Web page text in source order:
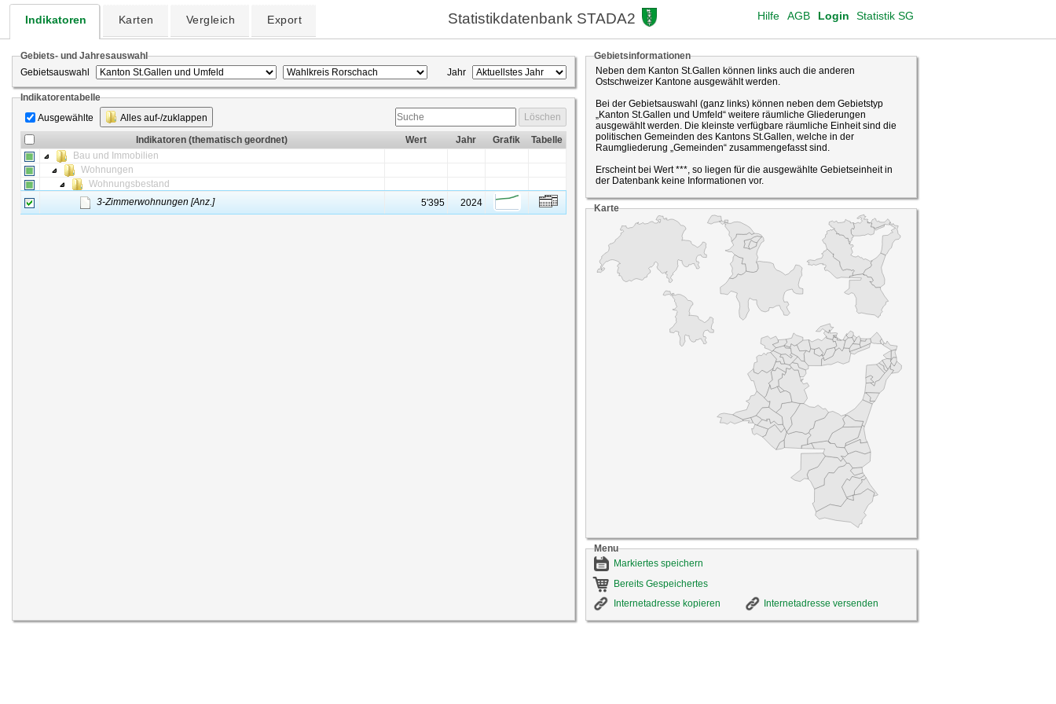
Indikatoren Karten Vergleich Export Statistikdatenbank STADA2 Login Statistik SG
AGB
Hilfe
Gebiets- und Jahresauswahl
Gebietsauswahl
Jahr
Indikatorentabelle
Ausgewählte
Alles auf-/zuklappen Löschen
Indikatoren (thematisch geordnet) Wert Jahr Grafik
Tabelle
Bau und Immobilien
Wohnungen
Wohnungsbestand
3-Zimmerwohnungen [Anz.]
5'395 2024
Gebietsinformationen
Neben dem Kanton St.Gallen können links auch die anderen
Ostschweizer Kantone ausgewählt werden.
Bei der Gebietsauswahl (ganz links) können neben dem Gebietstyp
„Kanton St.Gallen und Umfeld“ weitere räumliche Gliederungen
ausgewählt werden. Die kleinste verfügbare räumliche Einheit sind die
politischen Gemeinden des Kantons St.Gallen, welche in der
Raumgliederung „Gemeinden“ zusammengefasst sind.
Erscheint bei Wert ***, so liegen für die ausgewählte Gebietseinheit in
der Datenbank keine Informationen vor.
Karte
Menu
Markiertes speichern
Bereits Gespeichertes
Internetadresse kopieren
Internetadresse versenden